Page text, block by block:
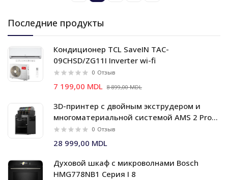
Последние продукты
Кондиционер TCL SaveIN TAC-
09CHSD/ZG11I Inverter wi-fi
0 Отзыв
7 199,00 MDL 8 899,00 MDL
3D-принтер с двойным экструдером и
многоматериальной системой AMS 2 Pro
Bambu Lab X2D Combo
0 Отзыв
28 999,00 MDL
Духовой шкаф c микроволнами Bosch
HMG778NB1 Серия I 8